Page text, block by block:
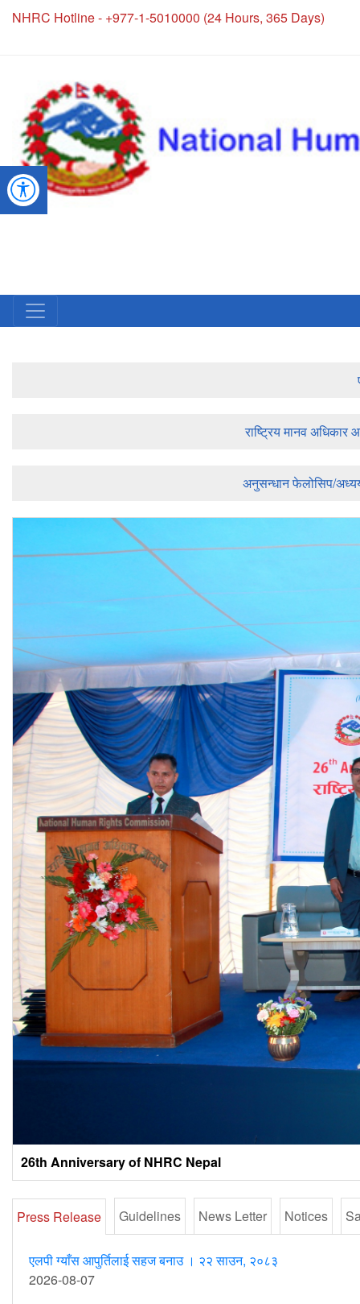
NHRC Hotline - +977-1-5010000 (24 Hours, 365 Days)
राष्ट्रिय मानव
अनुसन्धान फेलोसिप/
26th Anniversary of NHRC Nepal
Press Release Guidelines News Letter Notices
एलपी ग्याँस आपुर्तिलाई सहज बनाउ । २२ साउन, २०८३
2026-08-07